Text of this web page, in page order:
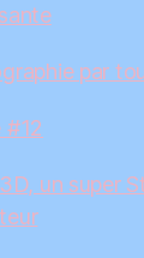
par
#12
un super